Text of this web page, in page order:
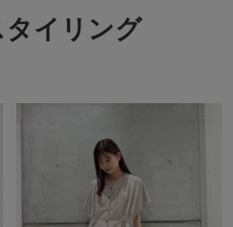
タイリング